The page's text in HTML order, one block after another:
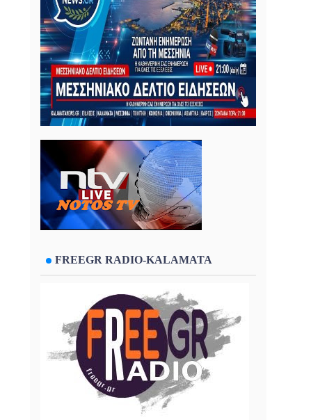
FREEGR RADIO-KALAMATA